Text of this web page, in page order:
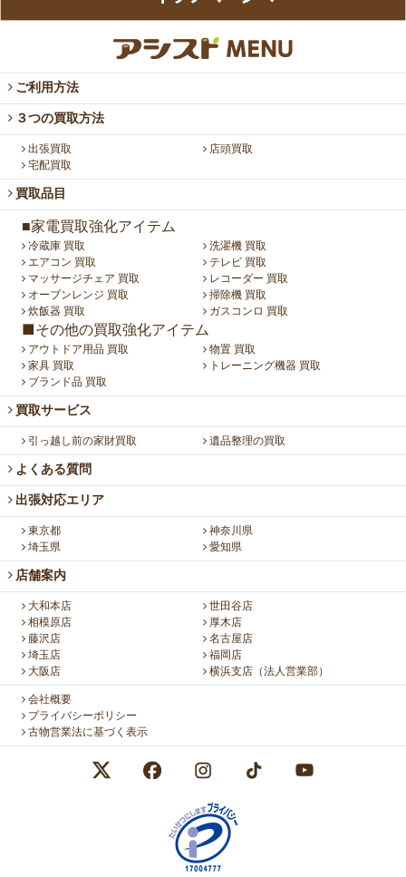
ご利用方法
３つの買取方法
出張買取
店頭買取
宅配買取
買取品目
■家電買取強化アイテム
冷蔵庫 買取
洗濯機 買取
エアコン 買取
テレビ 買取
マッサージチェア 買取
レコーダー 買取
オーブンレンジ 買取
掃除機 買取
炊飯器 買取
ガスコンロ 買取
■その他の買取強化アイテム
アウトドア用品 買取
物置 買取
家具 買取
トレーニング機器 買取
ブランド品 買取
買取サービス
引っ越し前の家財買取 遺品整理の買取
よくある質問
出張対応エリア
東京都
神奈川県
埼玉県
愛知県
店舗案内
大和本店
世田谷店
相模原店
厚木店
藤沢店
名古屋店
埼玉店
福岡店
大阪店
横浜支店（法人営業部）
会社概要
プライバシーポリシー
古物営業法に基づく表示